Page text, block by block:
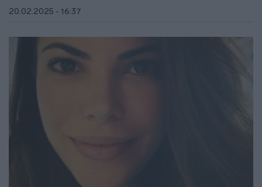
20.02.2025 - 16:37